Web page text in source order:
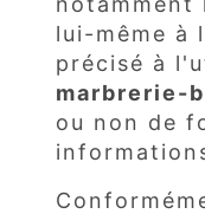
lui-même à
précisé à
marbrerie-
ou non de